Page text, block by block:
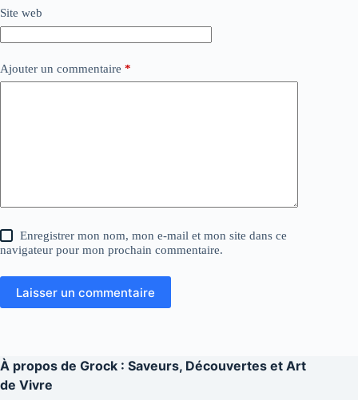
Site web
Ajouter un commentaire *
Enregistrer mon nom, mon e-mail et mon site dans ce
navigateur pour mon prochain commentaire.
Laisser un commentaire
À propos de Grock : Saveurs, Découvertes et Art
de Vivre